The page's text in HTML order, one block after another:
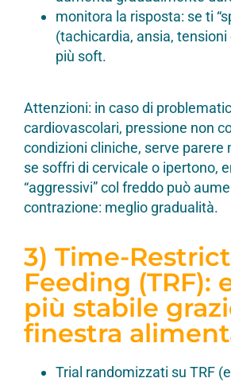
monitora la risposta: se ti
(tachicardia, ansia,
più soft.
Attenzioni: in caso di
cardiovascolari, pressione non
condizioni cliniche, serve parere
se soffri di cervicale o ipertono,
“aggressivi” col freddo può
contrazione: meglio gradualità.
3) Time-
Feeding (TRF):
più stabile
finestra
Trial randomizzati su TRF